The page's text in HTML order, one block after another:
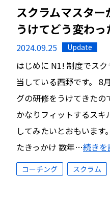
スクラムマスタ
うけてどう変わっ
2024.09.25 Update
はじめに N1! 制度でス
当している西野です。 8
グの研修をうけてきた
かなりフィットするスキ
してみたいとおもいます
たきっかけ 数年…続きを
コーチング スクラム